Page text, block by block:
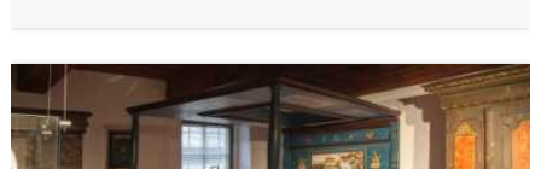
weiterlesen